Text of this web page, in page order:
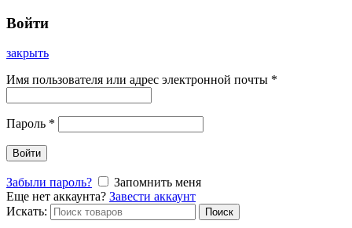
Войти
закрыть
Имя пользователя или адрес электронной почты *
Пароль *
Войти
Забыли пароль?
Запомнить меня
Еще нет аккаунта? Завести аккаунт
Искать:
Поиск